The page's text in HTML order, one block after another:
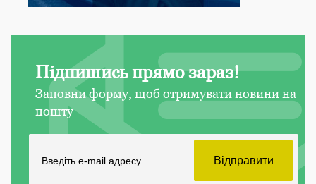
Підпишись прямо зараз!
Заповни форму, щоб отримувати новини на
пошту